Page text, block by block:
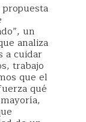
un
analiza
a cuidar
trabajo
que el
qué